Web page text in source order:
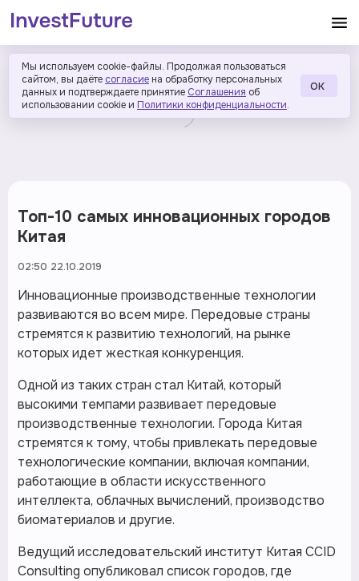
Мы используем cookie-файлы. Продолжая пользоваться
сайтом, вы даёте согласие на обработку персональных
данных и подтверждаете принятие Соглашения об
использовании cookie и Политики конфиденциальности.
ОК
Топ-10 самых инновационных городов
Китая
02:50 22.10.2019
Инновационные производственные технологии
развиваются во всем мире. Передовые страны
стремятся к развитию технологий, на рынке
которых идет жесткая конкуренция.
Одной из таких стран стал Китай, который
высокими темпами развивает передовые
производственные технологии. Города Китая
стремятся к тому, чтобы привлекать передовые
технологические компании, включая компании,
работающие в области искусственного
интеллекта, облачных вычислений, производство
биоматериалов и другие.
Ведущий исследовательский институт Китая CCID
Consulting опубликовал список городов, где